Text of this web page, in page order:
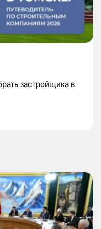
застройщика в